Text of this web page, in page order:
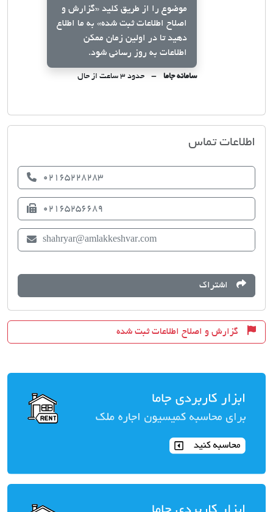
موضوع را از طریق کلید «گزارش و
اصلاح اطلاعات ثبت شده» به ما اطلاع
دهید تا در اولین زمان ممکن
اطلاعات به روز رسانی شود.
سامانه جاما حدود ۳ ساعت از حال
اطلاعات تماس
02165228283
02165256689
shahryar@amlakkeshvar.com
اشتراک
گزارش و اصلاح اطلاعات ثبت شده